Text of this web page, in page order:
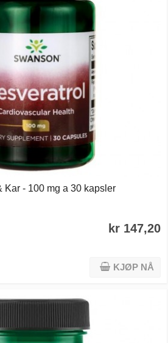
Kar - 100 mg a 30 kapsler
kr 147,20
KJØP NÅ